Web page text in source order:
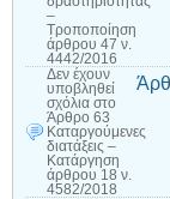
–
Τροποποίηση
άρθρου 47 ν.
4442/2016
Δεν έχουν
υποβληθεί
σχόλια στο
Άρθρο 63
Καταργούμενες
διατάξεις –
Κατάργηση
άρθρου 18 ν.
4582/2018